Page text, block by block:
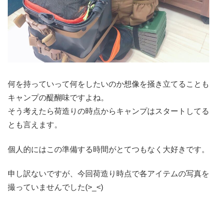
何を持っていって何をしたいのか想像を掻き立てることも
キャンプの醍醐味ですよね。
そう考えたら荷造りの時点からキャンプはスタートしてる
とも言えます。
個人的にはこの準備する時間がとてつもなく大好きです。
申し訳ないですが、今回荷造り時点で各アイテムの写真を
撮っていませんでした(>_<)